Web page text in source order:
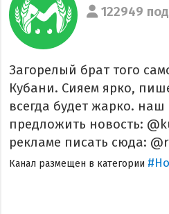
122949
Загорелый брат того
Кубани. Сияем ярко,
всегда будет жарко.
предложить новость:
рекламе писать сюда:
Канал размещен в категории